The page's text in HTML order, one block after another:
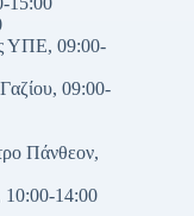
ΥΠΕ, 09:00-
09:00-
Πάνθεον,
10:00-14:00